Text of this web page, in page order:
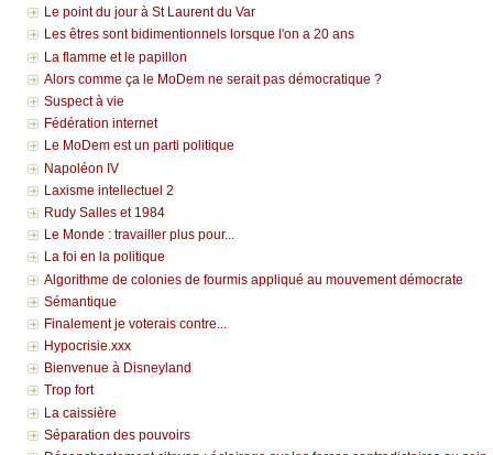
Le point du jour à St Laurent du Var
Les êtres sont bidimentionnels lorsque l'on a 20 ans
La flamme et le papillon
Alors comme ça le MoDem ne serait pas démocratique ?
Suspect à vie
Fédération internet
Le MoDem est un parti politique
Napoléon IV
Laxisme intellectuel 2
Rudy Salles et 1984
Le Monde : travailler plus pour...
La foi en la politique
Algorithme de colonies de fourmis appliqué au mouvement démocrate
Sémantique
Finalement je voterais contre...
Hypocrisie.xxx
Bienvenue à Disneyland
Trop fort
La caissière
Séparation des pouvoirs